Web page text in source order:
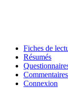
Fiches de
Résumés
Connexion